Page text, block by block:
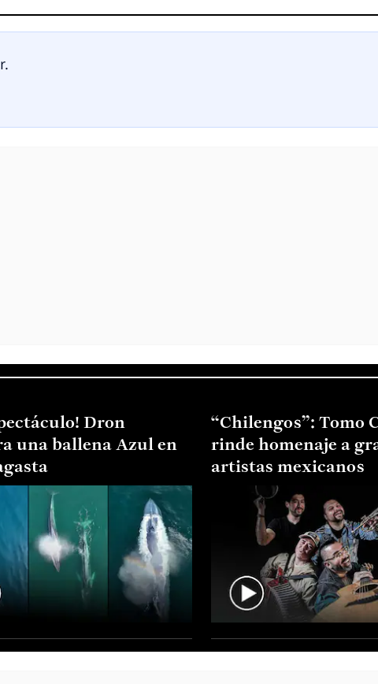
Dron
una ballena Azul en
“Chilengos”: Tomo
rinde homenaje a
artistas mexicanos